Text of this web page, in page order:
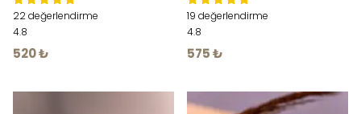
22 değerlendirme
4.8
520 ₺
19 değerlendirme
4.8
575 ₺